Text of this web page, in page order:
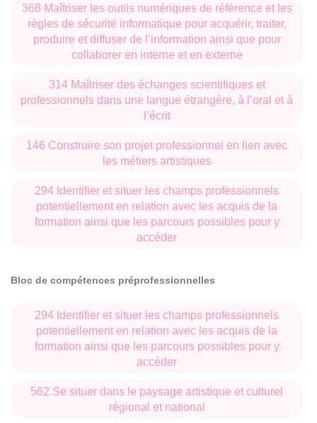
368 Maîtriser les outils numériques de référence et les
règles de sécurité informatique pour acquérir, traiter,
produire et diffuser de l’information ainsi que pour
collaborer en interne et en externe
314 Maîtriser des échanges scientifiques et
professionnels dans une langue étrangère, à l’oral et à
l’écrit
146 Construire son projet professionnel en lien avec
les métiers artistiques
294 Identifier et situer les champs professionnels
potentiellement en relation avec les acquis de la
formation ainsi que les parcours possibles pour y
accéder
Bloc de compétences préprofessionnelles
294 Identifier et situer les champs professionnels
potentiellement en relation avec les acquis de la
formation ainsi que les parcours possibles pour y
accéder
562 Se situer dans le paysage artistique et culturel
régional et national